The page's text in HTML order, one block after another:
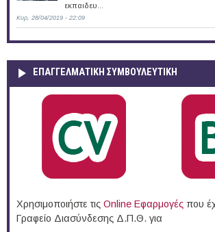
εκπαιδευ...
Κυρ, 28/04/2019 - 22:09
ΕΠΑΓΓΕΛΜΑΤΙΚΉ ΣΥΜΒΟΥΛΕΥΤΙΚΉ
Χρησιμοποιήστε τις Online Eφαρμογές που
Γραφείο Διασύνδεσης Δ.Π.Θ. για